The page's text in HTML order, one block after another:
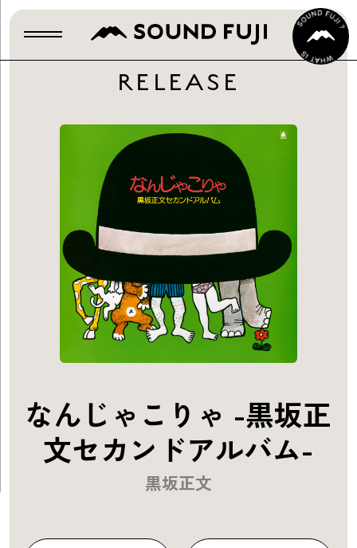
RELEASE
なんじゃこりゃ -黒坂正
文セカンドアルバム-
黒坂正文